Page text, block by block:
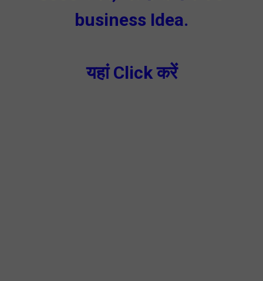
business Idea.
यहां Click करें